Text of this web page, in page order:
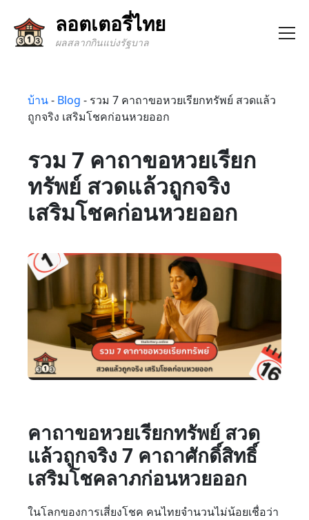
ลอตเตอรี่ไทย
ผลสลากกินแบ่งรัฐบาล
บ้าน- Blog - รวม 7 คาถาขอหวยเรียกทรัพย์ สวดแล้ว
ถูกจริง เสริมโชคก่อนหวยออก
รวม 7 คาถาขอหวยเรียก
ทรัพย์ สวดแล้วถูกจริง
เสริมโชคก่อนหวยออก
คาถาขอหวยเรียกทรัพย์ สวด
แล้วถูกจริง 7 คาถาศักดิ์สิทธิ์
เสริมโชคลาภก่อนหวยออก
ในโลกของการเสี่ยงโชค คนไทยจำนวนไม่น้อยเชื่อว่า